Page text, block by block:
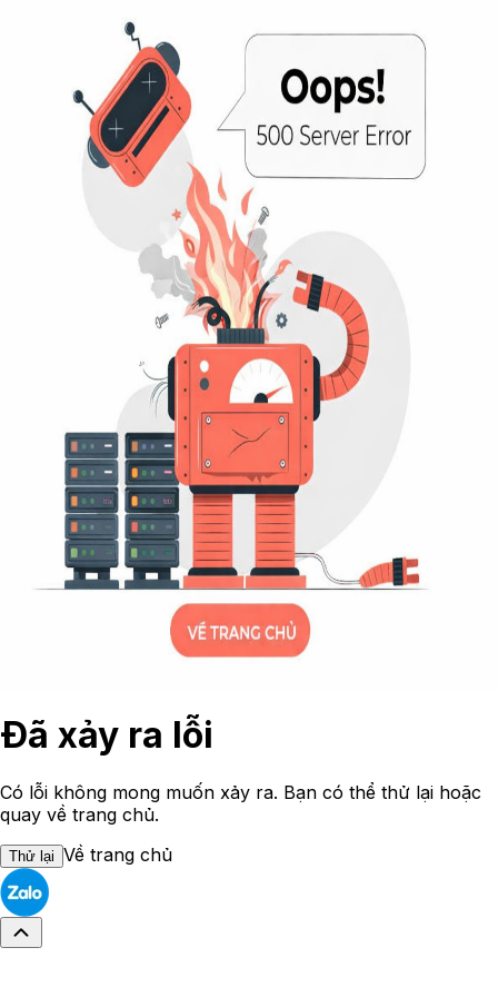
Đã xảy ra lỗi
Có lỗi không mong muốn xảy ra. Bạn có thể thử lại hoặc
quay về trang chủ.
Thử lại Về trang chủ